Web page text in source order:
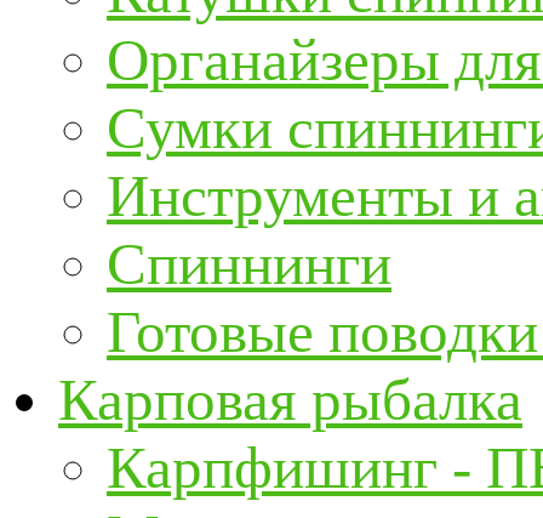
Органайзеры
Сумки
Инструменты и
Спиннинги
Готовые
Карповая рыбалка
Карпфишинг -